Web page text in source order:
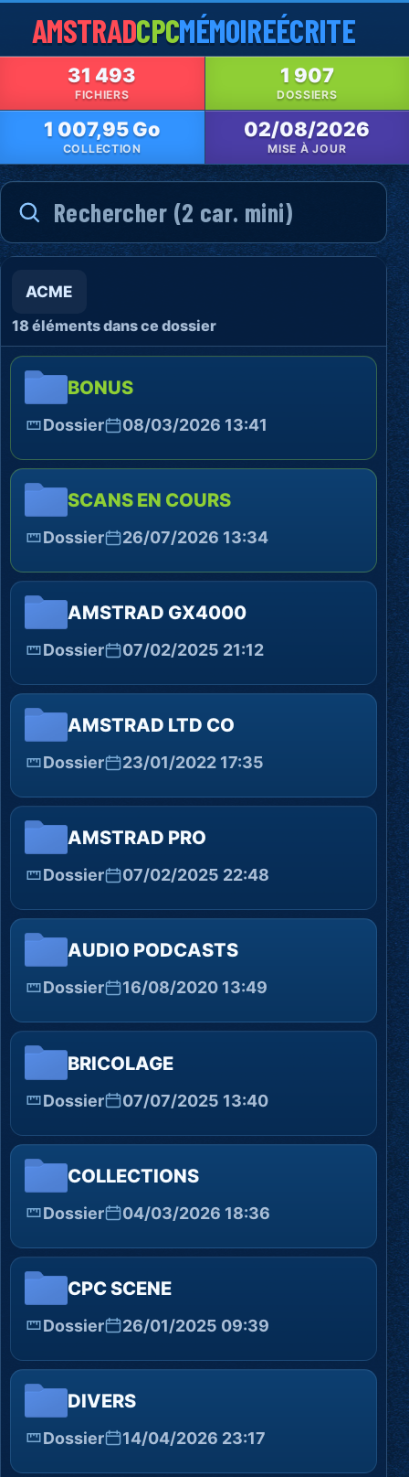
AMSTRADCPCMÉMOIREÉCRITE
31 493
FICHIERS
1 907
DOSSIERS
1 007,95 Go
COLLECTION
02/08/2026
MISE À JOUR
ACME
18 éléments dans ce dossier
BONUS
Dossier 08/03/2026 13:41
SCANS EN COURS
Dossier 26/07/2026 13:34
AMSTRAD GX4000
Dossier 07/02/2025 21:12
AMSTRAD LTD CO
Dossier 23/01/2022 17:35
AMSTRAD PRO
Dossier 07/02/2025 22:48
AUDIO PODCASTS
Dossier 16/08/2020 13:49
BRICOLAGE
Dossier 07/07/2025 13:40
COLLECTIONS
Dossier 04/03/2026 18:36
CPC SCENE
Dossier 26/01/2025 09:39
DIVERS
Dossier 14/04/2026 23:17